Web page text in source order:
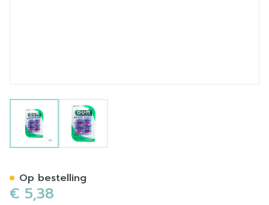
View larger imageView larger image
€ 5,38
Op bestelling